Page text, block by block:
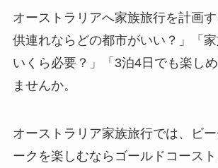
オーストラリアへ家族旅行を計画
供連れならどの都市がいい？」「
いくら必要？」「3泊4日でも楽し
ませんか。
オーストラリア家族旅行では、ビ
ークを楽しむならゴールドコース